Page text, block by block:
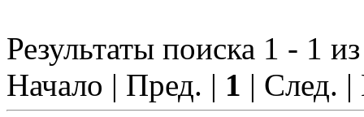
Результаты поиска 1 - 1
Начало | Пред. | 1 | След.